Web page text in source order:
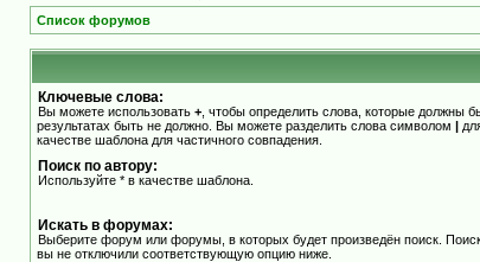
Список форумов
Ключевые слова:
Вы можете использовать + , чтобы определить слова, которые должны
результатах быть не должно. Вы можете разделить слова символом |
качестве шаблона для частичного совпадения.
Поиск по автору:
Используйте * в качестве шаблона.
Искать в форумах:
Выберите форум или форумы, в которых будет произведён поиск.
вы не отключили соответствующую опцию ниже.